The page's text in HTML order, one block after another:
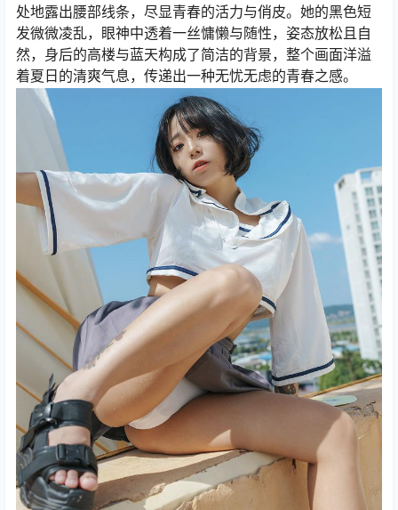
处地露出腰部线条，尽显青春的活力与俏皮。她的黑色短
发微微凌乱，眼神中透着一丝慵懒与随性，姿态放松且自
然，身后的高楼与蓝天构成了简洁的背景，整个画面洋溢
着夏日的清爽气息，传递出一种无忧无虑的青春之感。